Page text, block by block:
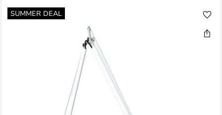
SUMMER DEAL
Zum
Ende